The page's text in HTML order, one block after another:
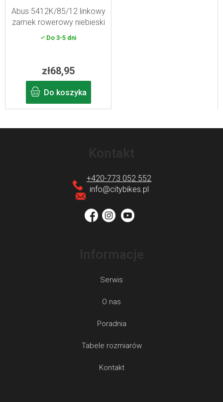
Abus 5412K/85/12 linkowy
zamek rowerowy niebieski
Do 3-5 dni
zł68,95
Do koszyka
info@citybikes.pl
+420-773 052 552
Serwis
O nas
Poradnia
Tabele rozmiarów
Kontakt